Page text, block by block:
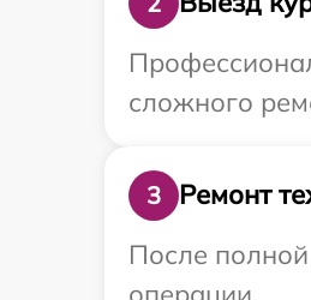
сложного
3
Ремонт
После